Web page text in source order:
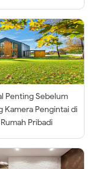
Penting Sebelum
Kamera Pengintai di
Rumah Pribadi